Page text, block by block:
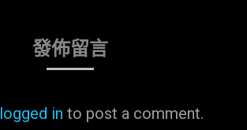
發佈留言
logged in to post a comment.